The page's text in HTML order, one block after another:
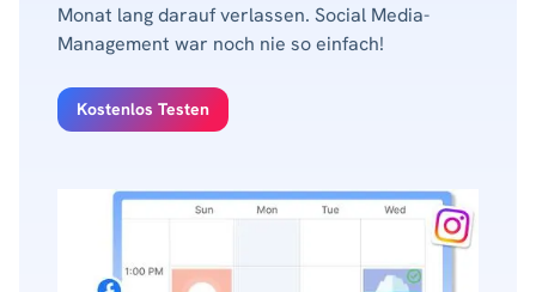
Monat lang darauf verlassen. Social Media-
Management war noch nie so einfach!
Kostenlos Testen